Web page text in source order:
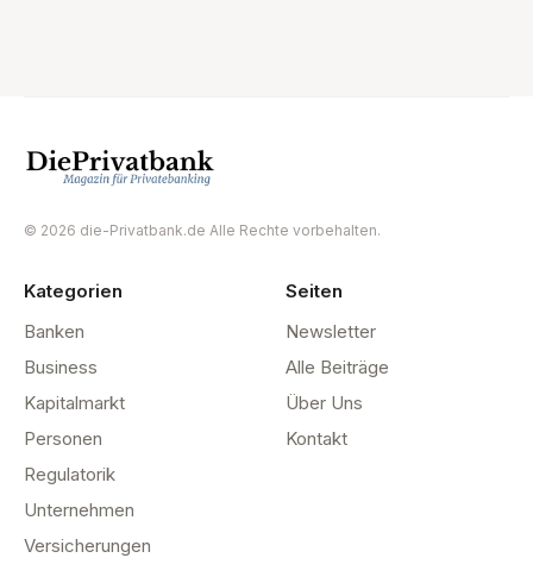
© 2026 die-Privatbank.de Alle Rechte vorbehalten.
Kategorien
Banken
Business
Kapitalmarkt
Personen
Regulatorik
Unternehmen
Versicherungen
Seiten
Newsletter
Alle Beiträge
Über Uns
Kontakt